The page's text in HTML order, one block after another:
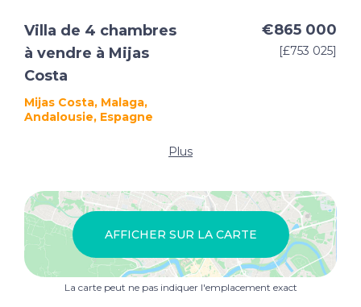
Villa de 4 chambres
à vendre à Mijas
Costa
Mijas Costa, Malaga,
Andalousie, Espagne
€865 000
[£753 025]
Plus
AFFICHER SUR LA CARTE
La carte peut ne pas indiquer l'emplacement exact